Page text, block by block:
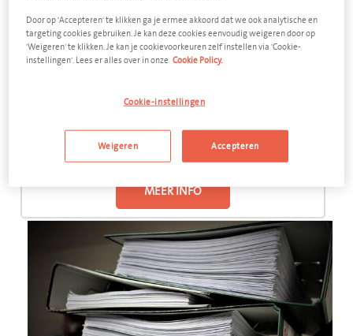
Administratie
Medische dossiers
MEER INFO
Door op 'Accepteren' te klikken ga je ermee akkoord dat we ook analytische en
targeting cookies gebruiken. Je kan deze cookies eenvoudig weigeren door op
'Weigeren' te klikken. Je kan je cookievoorkeuren zelf instellen via 'Cookie-
instellingen'. Lees er alles over in onze Cookie Policy.
Cookie-instellingen
Weigeren Accepteren